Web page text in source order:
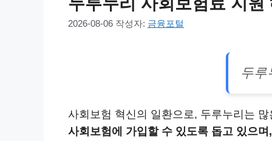
2026-08-06 작성자: 금융포털
두루
사회보험 혁신의 일환으로, 두루누리는
사회보험에 가입할 수 있도록 돕고 있으